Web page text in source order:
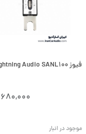
فیوز Lightning Audio SANL100
680,000
موجود در انبار